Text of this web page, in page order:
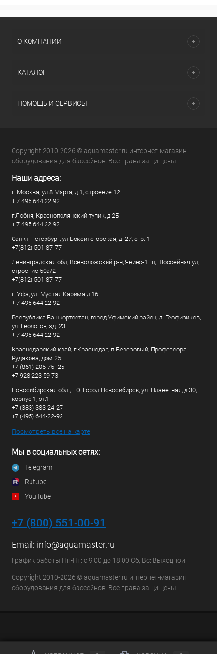
О КОМПАНИИ
КАТАЛОГ
ПОМОЩЬ И СЕРВИСЫ
Copyright 2010-2026 © aquamaster.ru интернет-магазин
оборудования для бассейнов. Все права защищены.
Наши адреса:
г. Москва, ул.8 Марта, д.1, строение 12
+ 7 495 644 22 92
г.Лобня, Краснополянский тупик, д.2Б
+ 7 495 644 22 92
Санкт-Петербург, ул Бокситогорская, д. 27, стр. 1
+7(812) 501-87-77
Ленинградская обл, Всеволожский р-н, Янино-1 гп, Шоссейная ул,
строение 50а/2
+7(812) 501-87-77
г. Уфа, ул. Мустая Карима д.16
+ 7 495 644 22 92
Республика Башкортостан, город Уфимский район, д. Геофизиков,
ул. Геологов, зд. 23
+ 7 495 644 22 92
Краснодарский край, г Краснодар, п Березовый, Профессора
Рудакова, дом 25
+7 (861) 205-75- 25
+7 928 223 59 73
Новосибирская обл., Г.О. Город Новосибирск, ул. Планетная, д.30,
корпус 1, эт.1.
+7 (383) 383-24-27
+7 (495) 644-22-92
Посмотреть все на карте
Мы в социальных сетях:
Telegram
Rutube
YouTube
+7 (800) 551-00-91
Email: info@aquamaster.ru
График работы Пн-Пт: с 9:00 до 18:00 Сб, Вс: Выходной
Copyright 2010-2026 © aquamaster.ru интернет-магазин
оборудования для бассейнов. Все права защищены.